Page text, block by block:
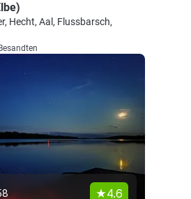
Hecht, Aal, Flussbarsch,
4.6